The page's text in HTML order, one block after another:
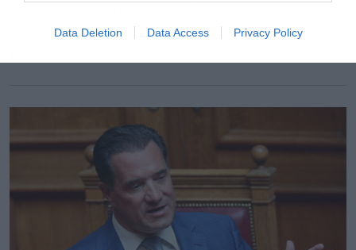
Data Deletion Data Access Privacy Policy
που επιδιώκει ο Κυρανάκης με τους πρώην
πρωθυπουργούς και η κινητικότητα Σαμαρά